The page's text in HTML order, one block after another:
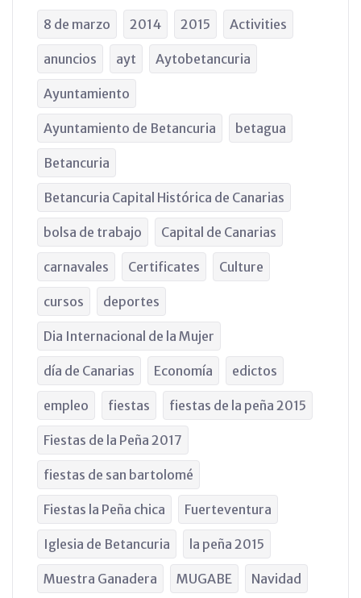
8 de marzo 2014 2015 Activities
anuncios ayt Aytobetancuria
Ayuntamiento
Ayuntamiento de Betancuria betagua
Betancuria
Betancuria Capital Histórica de Canarias
bolsa de trabajo Capital de Canarias
carnavales Certificates Culture
cursos deportes
Dia Internacional de la Mujer
día de Canarias Economía edictos
empleo fiestas fiestas de la peña 2015
Fiestas de la Peña 2017
fiestas de san bartolomé
Fiestas la Peña chica Fuerteventura
Iglesia de Betancuria la peña 2015
Muestra Ganadera MUGABE Navidad